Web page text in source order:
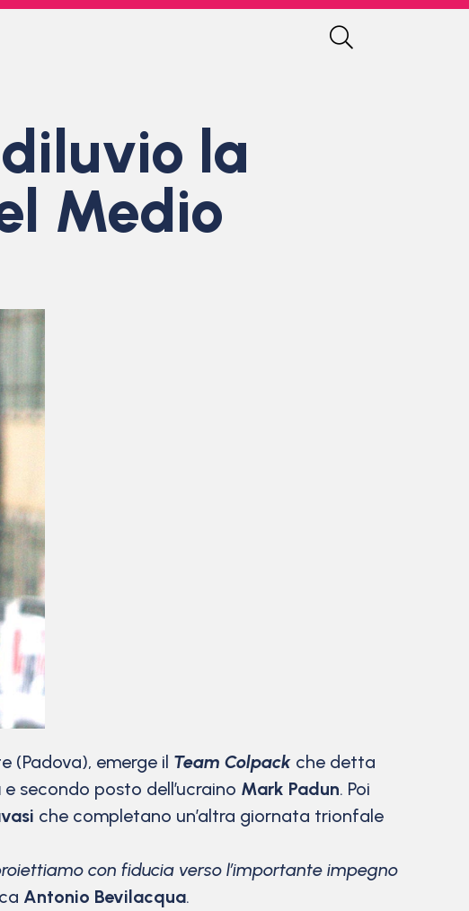
la
Medio
(Padova), emerge il Team Colpack che detta
e secondo posto dell’ucraino Mark Padun. Poi
che completano un’altra giornata trionfale
con fiducia verso l’importante impegno
Antonio Bevilacqua.